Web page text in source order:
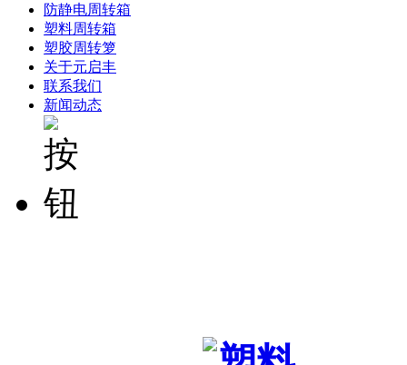
防静电周转箱
塑料周转箱
塑胶周转箩
关于元启丰
联系我们
新闻动态